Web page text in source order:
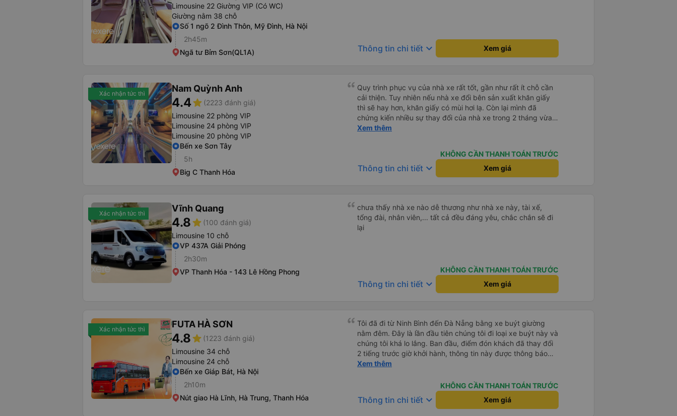
Limousine 22 Giường VIP (Có WC)
Giường nằm 38 chỗ
Số 1 ngõ 2 Đình Thôn, Mỹ Đình, Hà Nội
2h45m
Ngã tư Bỉm Sơn(QL1A)
Thông tin chi tiết keyboard_arrow_down Xem giá
Xác nhận tức thì Nam Quỳnh Anh
4.4star (2223 đánh giá)
Limousine 22 phòng VIP
Limousine 24 phòng VIP
Limousine 20 phòng VIP
Bến xe Sơn Tây
5h
Big C Thanh Hóa
Quy trình phục vụ của nhà xe rất tốt, gần như rất ít chỗ cần
cải thiện. Tuy nhiên nếu nhà xe đổi bên sản xuất khăn giấy
thì sẽ hay hơn, khăn giấy có mùi hơi lạ. Còn lại mình đã
chứng kiến nhiều sự thay đổi của nhà xe trong 2 tháng vừa
rồi: tài xế và phụ xe ngày càng thân thiện, quy trình phục vụ
trung chuyển ở Hà Nội khi đã phân vùng từng xe
Xem thêm
KHÔNG CẦN THANH TOÁN TRƯỚC
Thông tin chi tiết keyboard_arrow_down Xem giá
Xác nhận tức thì Vĩnh Quang
4.8star (100 đánh giá)
Limousine 10 chỗ
VP 437A Giải Phóng
2h30m
VP Thanh Hóa - 143 Lê Hồng Phong
chưa thấy nhà xe nào dễ thương như nhà xe này, tài xế,
tổng đài, nhân viên,... tất cả đều đáng yêu, chắc chắn sẽ đi
lại
KHÔNG CẦN THANH TOÁN TRƯỚC
Thông tin chi tiết keyboard_arrow_down Xem giá
Xác nhận tức thì FUTA HÀ SƠN
4.8star (1223 đánh giá)
Limousine 34 chỗ
Limousine 24 chỗ
Bến xe Giáp Bát, Hà Nội
2h10m
Nút giao Hà Lĩnh, Hà Trung, Thanh Hóa
Tôi đã đi từ Ninh Bình đến Đà Nẵng bằng xe buýt giường
nằm đêm. Đây là lần đầu tiên chúng tôi đi loại xe buýt này và
chúng tôi khá lo lắng. Ban đầu, điểm đón khách đã thay đổi
2 tiếng trước giờ khởi hành, thông tin này được thông báo
qua email. Chúng tôi đến đúng địa điểm lúc 9 giờ nhưng xe
được phản hồi nhanh chóng, điều này rất đáng trân trọng.
Họ cho chúng tôi biết xe buýt đến muộn 10-15 phút. Khi xe
buýt đến, tài xế đã đến tận nơi giúp đỡ chúng tôi và nhân
Xem thêm
KHÔNG CẦN THANH TOÁN TRƯỚC
Thông tin chi tiết keyboard_arrow_down Xem giá